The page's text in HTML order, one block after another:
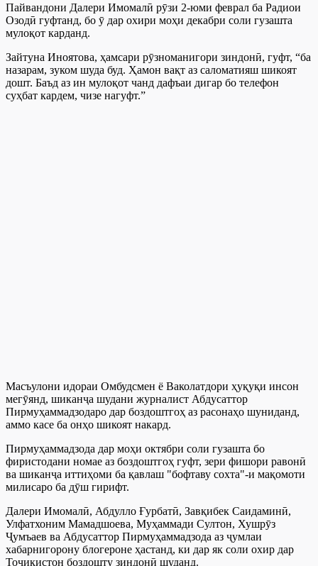
Пайвандони Далери Имомалӣ рӯзи 2-юми феврал ба Радиои
Озодӣ гуфтанд, бо ӯ дар охири моҳи декабри соли гузашта
мулоқот карданд.
Зайтуна Иноятова, ҳамсари рӯзноманигори зиндонӣ, гуфт, “ба
назарам, зуком шуда буд. Ҳамон вақт аз саломатияш шикоят
дошт. Баъд аз ин мулоқот чанд дафъаи дигар бо телефон
суҳбат кардем, чизе нагуфт.”
Масъулони идораи Омбудсмен ё Ваколатдори ҳуқуқи инсон
мегӯянд, шиканҷа шудани журналист Абдусаттор
Пирмуҳаммадзодаро дар боздоштгоҳ аз расонаҳо шуниданд,
аммо касе ба онҳо шикоят накард.
Пирмуҳаммадзода дар моҳи октябри соли гузашта бо
фиристодани номае аз боздоштгоҳ гуфт, зери фишори равонӣ
ва шиканҷа иттиҳоми ба қавлаш "бофтаву сохта"-и мақомоти
милисаро ба дӯш гирифт.
Далери Имомалӣ, Абдулло Ғурбатӣ, Завқибек Саидаминӣ,
Улфатхоним Мамадшоева, Муҳаммади Султон, Хушрӯз
Ҷумъаев ва Абдусаттор Пирмуҳаммадзода аз ҷумлаи
хабарнигорону блогероне ҳастанд, ки дар як соли охир дар
Тоҷикистон боздошту зиндонӣ шуданд.